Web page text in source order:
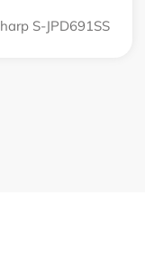
S-JPD691SS